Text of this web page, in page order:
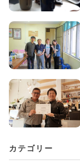
カテゴリー